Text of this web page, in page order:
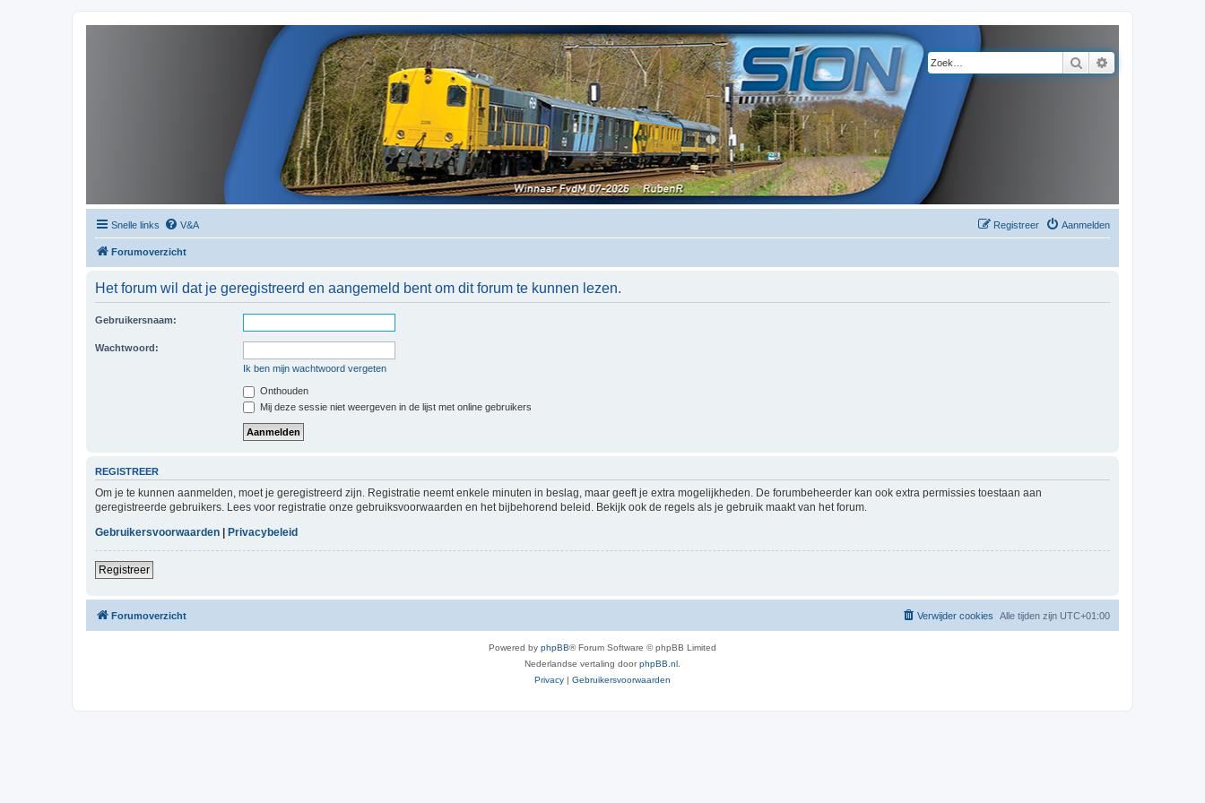
Zoek
Snelle links V&A Aanmelden
Registreer
Forumoverzicht
Het forum wil dat je geregistreerd en aangemeld bent om dit forum te kunnen lezen.
Gebruikersnaam:
Wachtwoord:
Ik ben mijn wachtwoord vergeten
Onthouden
Mij deze sessie niet weergeven in de lijst met online gebruikers
REGISTREER
Om je te kunnen aanmelden, moet je geregistreerd zijn. Registratie neemt enkele minuten in beslag, maar geeft je extra mogelijkheden. De forumbeheerder kan ook extra permissies toestaan aan
geregistreerde gebruikers. Lees voor registratie onze gebruiksvoorwaarden en het bijbehorend beleid. Bekijk ook de regels als je gebruik maakt van het forum.
Gebruikersvoorwaarden | Privacybeleid
Registreer
Forumoverzicht Alle tijden zijn UTC+01:00
Verwijder cookies
Powered by phpBB® Forum Software © phpBB Limited
Nederlandse vertaling doorphpBB.nl
Privacy | Gebruikersvoorwaarden